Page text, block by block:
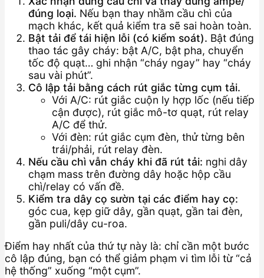
đúng loại. Nếu bạn thay nhầm cầu chì của
mạch khác, kết quả kiểm tra sẽ sai hoàn toàn.
Bật tải để tái hiện lỗi (có kiểm soát). Bật đúng
thao tác gây cháy: bật A/C, bật pha, chuyển
tốc độ quạt… ghi nhận “cháy ngay” hay “cháy
sau vài phút”.
Cô lập tải bằng cách rút giắc từng cụm tải.
Với A/C: rút giắc cuộn ly hợp lốc (nếu tiếp
cận được), rút giắc mô-tơ quạt, rút relay
A/C để thử.
Với đèn: rút giắc cụm đèn, thử từng bên
trái/phải, rút relay đèn.
Nếu cầu chì vẫn cháy khi đã rút tải: nghi dây
chạm mass trên đường dây hoặc hộp cầu
chì/relay có vấn đề.
Kiểm tra dây cọ sườn tại các điểm hay cọ:
góc cua, kẹp giữ dây, gần quạt, gần tai đèn,
gần puli/dây cu-roa.
Điểm hay nhất của thứ tự này là: chỉ cần một bước
cô lập đúng, bạn có thể giảm phạm vi tìm lỗi từ “cả
hệ thống” xuống “một cụm”.